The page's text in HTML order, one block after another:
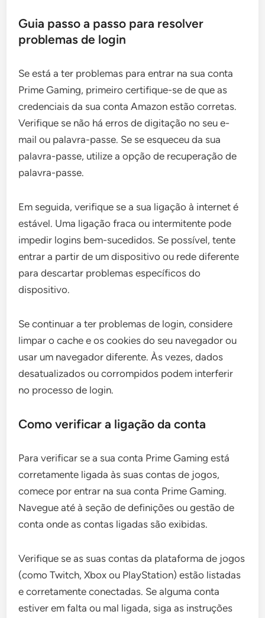
Guia passo a passo para resolver
problemas de login
Se está a ter problemas para entrar na sua conta
Prime Gaming, primeiro certifique-se de que as
credenciais da sua conta Amazon estão corretas.
Verifique se não há erros de digitação no seu e-
mail ou palavra-passe. Se se esqueceu da sua
palavra-passe, utilize a opção de recuperação de
palavra-passe.
Em seguida, verifique se a sua ligação à internet é
estável. Uma ligação fraca ou intermitente pode
impedir logins bem-sucedidos. Se possível, tente
entrar a partir de um dispositivo ou rede diferente
para descartar problemas específicos do
dispositivo.
Se continuar a ter problemas de login, considere
limpar o cache e os cookies do seu navegador ou
usar um navegador diferente. Às vezes, dados
desatualizados ou corrompidos podem interferir
no processo de login.
Como verificar a ligação da conta
Para verificar se a sua conta Prime Gaming está
corretamente ligada às suas contas de jogos,
comece por entrar na sua conta Prime Gaming.
Navegue até à seção de definições ou gestão de
conta onde as contas ligadas são exibidas.
Verifique se as suas contas da plataforma de jogos
(como Twitch, Xbox ou PlayStation) estão listadas
e corretamente conectadas. Se alguma conta
estiver em falta ou mal ligada, siga as instruções